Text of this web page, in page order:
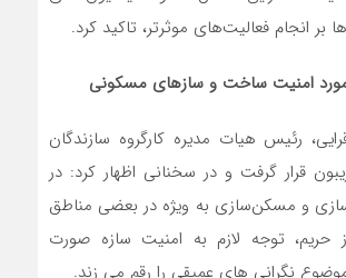
بر انجام فعالیت‌های موثرتر، تاکید کرد.
امنیت ساخت و سازهای مسکونی
رئیس هیات مدیره کارگروه سازندگان
قرار گرفت و در سخنانی اظهار کرد: در
و مسکن‌سازی به ویژه در بعضی مناطق
حریم، توجه لازم به امنیت سازه صورت